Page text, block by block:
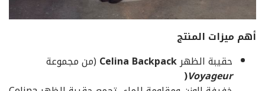
أهم ميزات المنتج
حقيبة الظهرCelina Backpack(من مجموعة
Voyageur
(